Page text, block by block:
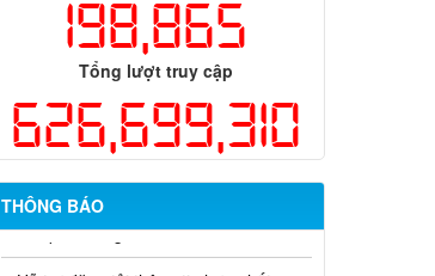
198,865
Tổng lượt truy cập
626,699,310
THÔNG BÁO
học và công nghệ cấp thành phố sử
dụng ngân sách nhà nước đặt hàng thực
hiện năm 2026 (đợt 1) lần 3
Kế hoạch Thông tin, tuyên truyền triển
khai Kế hoạch Khám sức khỏe định kỳ
hoặc khám sàng lọc miễn phí ít nhất mỗi
thành phố Đồng Nai
Hỗ trợ đăng tải thông tin hợp nhất,
thay đổi địa chỉ trụ sở làm việc